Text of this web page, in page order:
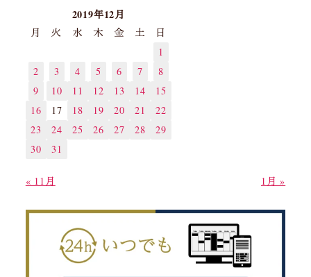
2019年12月
月 火 水 木 金 土
日
1
2
3 4 5 6 7
8
9
10 11 12 13 14
15
16
17 18 19 20 21
22
23
24 25 26 27 28
29
30
31
« 11月 1月 »